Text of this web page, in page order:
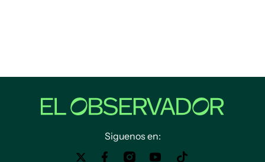
Siguenos en: